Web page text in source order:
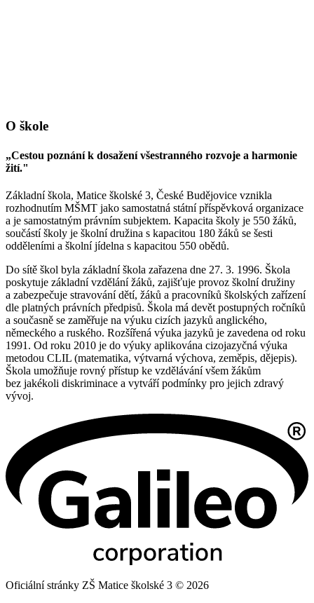
O škole
„Cestou poznání k dosažení všestranného rozvoje a harmonie
žití."
Základní škola, Matice školské 3, České Budějovice vznikla
rozhodnutím MŠMT jako samostatná státní příspěvková organizace
a je samostatným právním subjektem. Kapacita školy je 550 žáků,
součástí školy je školní družina s kapacitou 180 žáků se šesti
odděleními a školní jídelna s kapacitou 550 obědů.
Do sítě škol byla základní škola zařazena dne 27. 3. 1996. Škola
poskytuje základní vzdělání žáků, zajišťuje provoz školní družiny
a zabezpečuje stravování dětí, žáků a pracovníků školských zařízení
dle platných právních předpisů. Škola má devět postupných ročníků
a současně se zaměřuje na výuku cizích jazyků anglického,
německého a ruského. Rozšířená výuka jazyků je zavedena od roku
1991. Od roku 2010 je do výuky aplikována cizojazyčná výuka
metodou CLIL (matematika, výtvarná výchova, zeměpis, dějepis).
Škola umožňuje rovný přístup ke vzdělávání všem žákům
bez jakékoli diskriminace a vytváří podmínky pro jejich zdravý
vývoj.
Oficiální stránky ZŠ Matice školské 3 © 2026